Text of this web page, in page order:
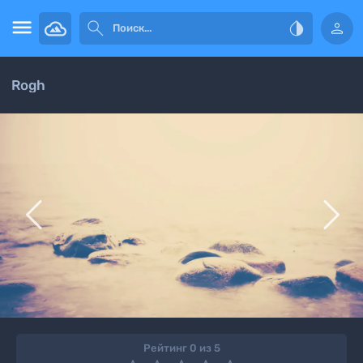
   
Rogh
 
Рейтинг 0 из 5